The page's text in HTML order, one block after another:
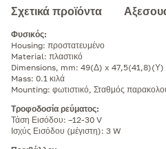
Σχετικά προϊόντα
Φυσικός:
Housing: προστατευμένο
Material: πλαστικό
Dimensions, mm: 49(Δ) x 47,5(41,8)(Υ)
Mass: 0.1 κιλά
Mounting: φωτιστικό, Σταθμός
Τροφοδοσία ρεύματος:
Τάση Εισόδου: –12-30 V
Ισχύς Εισόδου (μέγιστη): 3 W